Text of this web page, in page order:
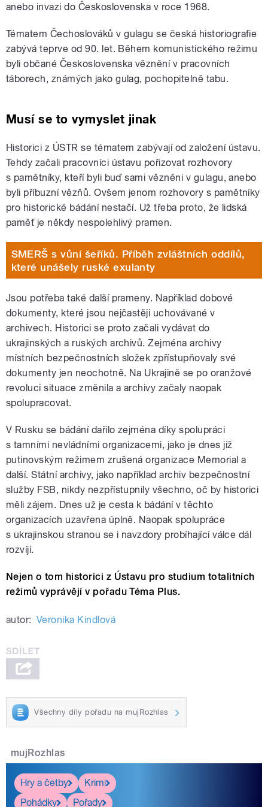
anebo invazi do Československa v roce 1968.
Tématem Čechoslováků v gulagu se česká historiografie
zabývá teprve od 90. let. Během komunistického režimu
byli občané Československa věznění v pracovních
táborech, známých jako gulag, pochopitelně tabu.
Musí se to vymyslet jinak
Historici z ÚSTR se tématem zabývají od založení ústavu.
Tehdy začali pracovníci ústavu pořizovat rozhovory
s pamětníky, kteří byli buď sami vězněni v gulagu, anebo
byli příbuzní vězňů. Ovšem jenom rozhovory s pamětníky
pro historické bádání nestačí. Už třeba proto, že lidská
paměť je někdy nespolehlivý pramen.
SMERŠ s vůní šeříků. Příběh zvláštních oddílů,
které unášely ruské exulanty
Jsou potřeba také další prameny. Například dobové
dokumenty, které jsou nejčastěji uchovávané v
archivech. Historici se proto začali vydávat do
ukrajinských a ruských archivů. Zejména archivy
místních bezpečnostních složek zpřístupňovaly své
dokumenty jen neochotně. Na Ukrajině se po oranžové
revoluci situace změnila a archivy začaly naopak
spolupracovat.
V Rusku se bádání dařilo zejména díky spolupráci
s tamními nevládními organizacemi, jako je dnes již
putinovským režimem zrušená organizace Memorial a
další. Státní archivy, jako například archiv bezpečnostní
služby FSB, nikdy nezpřístupnily všechno, oč by historici
měli zájem. Dnes už je cesta k bádání v těchto
organizacích uzavřena úplně. Naopak spolupráce
s ukrajinskou stranou se i navzdory probíhající válce dál
rozvíjí.
Nejen o tom historici z Ústavu pro studium totalitních
režimů vyprávějí v pořadu Téma Plus.
autor: Veronika Kindlová
Všechny díly pořadu na mujRozhlas
mujRozhlas
Hry a četby
Krimi
Pohádky
Pořady